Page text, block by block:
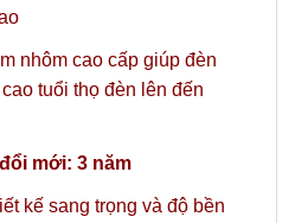
nhôm cao cấp giúp đèn
tuổi thọ đèn lên đến
mới: 3 năm
kế sang trọng và độ bền